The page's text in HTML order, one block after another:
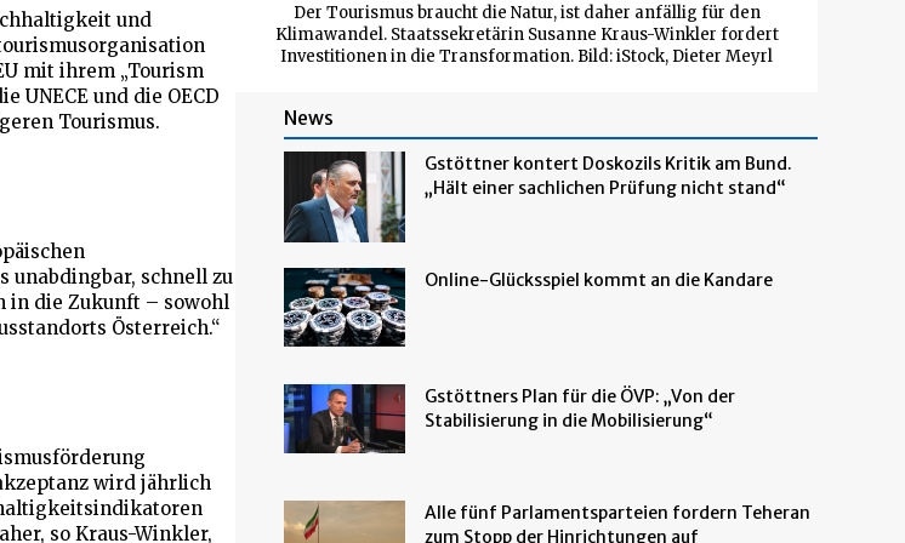
und
mit ihrem „Tourism
und die OECD
Tourismus.
unabdingbar, schnell zu
in die Zukunft – sowohl
Österreich.“
wird jährlich
so Kraus-Winkler,
Der Tourismus braucht die Natur, ist daher anfällig für den
Klimawandel. Staatssekretärin Susanne Kraus-Winkler fordert
Investitionen in die Transformation. Bild: iStock, Dieter Meyrl
News
Gstöttner kontert Doskozils Kritik am Bund.
„Hält einer sachlichen Prüfung nicht stand“
Online-Glücksspiel kommt an die Kandare
Gstöttners Plan für die ÖVP: „Von der
Stabilisierung in die Mobilisierung“
Alle fünf Parlamentsparteien fordern Teheran
zum Stopp der Hinrichtungen auf